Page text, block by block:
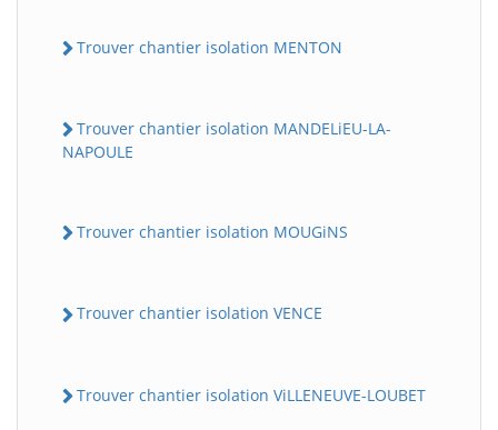
Trouver chantier isolation MENTON
Trouver chantier isolation MANDELiEU-LA-
NAPOULE
Trouver chantier isolation MOUGiNS
Trouver chantier isolation VENCE
Trouver chantier isolation ViLLENEUVE-LOUBET